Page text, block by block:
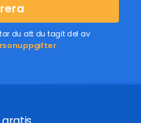
du att du tagit del av